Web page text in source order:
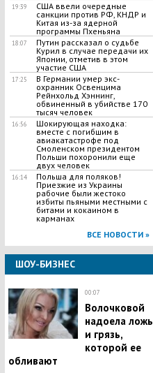
19:39
​США ввели очередные
санкции против РФ, КНДР и
Китая из-за ядерной
программы Пхеньяна
18:07
​Путин рассказал о судьбе
Курил в случае передачи их
Японии, отметив в этом
участие США
17:25
В Германии умер экс-
охранник Освенцима
Рейнхольд Хэннинг,
обвиненный в убийстве 170
тысяч человек
16:56
Шокирующая находка:
вместе с погибшим в
авиакатастрофе под
Смоленском президентом
Польши похоронили еще
двух человек
16:14
Польша для поляков!
Приезжие из Украины
рабочие были жестоко
избиты пьяными местными с
битами и кокаином в
карманах
ВСЕ НОВОСТИ »
ШОУ-БИЗНЕС
00:07
Волочковой
надоела ложь
и грязь,
которой ее
обливают